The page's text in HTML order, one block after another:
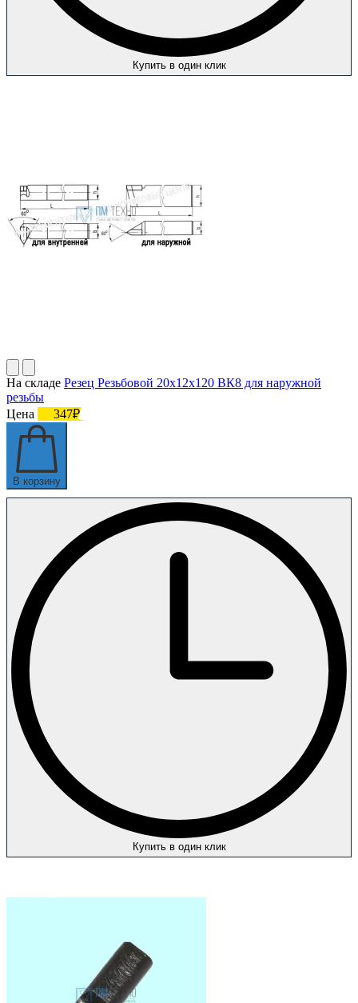
Купить в один клик
На складе Резец Резьбовой 20х12х120 ВК8 для наружной
резьбы
Цена
347₽
В корзину
Купить в один клик